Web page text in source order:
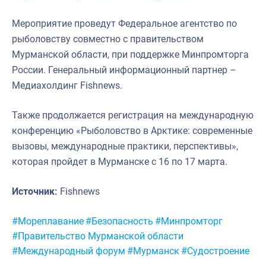
Мероприятие проведут Федеральное агентство по
рыболовству совместно с правительством
Мурманской области, при поддержке Минпромторга
России. Генеральный информационный партнер –
Медиахолдинг Fishnews.
Также продолжается регистрация на международную
конференцию «Рыболовство в Арктике: современные
вызовы, международные практики, перспективы»,
которая пройдет в Мурманске с 16 по 17 марта.
Источник: Fishnews
Метки:
#Мореплавание #Безопасность #Минпромторг
#Правительство Мурманской области
#Международный форум #Мурманск #Судостроение